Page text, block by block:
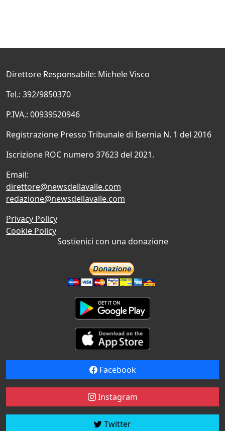
Direttore Responsabile: Michele Visco
Tel.: 392/9850370
P.IVA.: 00939520946
Registrazione Presso Tribunale di Isernia N. 1 del 2016
Iscrizione ROC numero 37623 del 2021.
Email:
direttore@newsdellavalle.com
redazione@newsdellavalle.com
Privacy Policy
Cookie Policy
Sostienici con una donazione
Facebook
Instagram
Twitter